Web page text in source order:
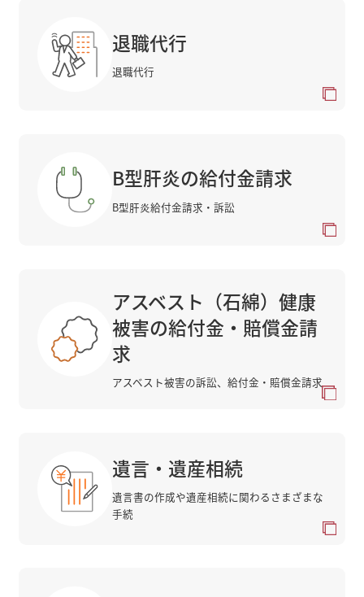
退職代行
退職代行
B型肝炎の給付金請求
B型肝炎給付金請求・訴訟
アスベスト（石綿）健康
被害の給付金・賠償金請
求
アスベスト被害の訴訟、給付金・賠償金請求
遺言・遺産相続
遺言書の作成や遺産相続に関わるさまざまな
手続